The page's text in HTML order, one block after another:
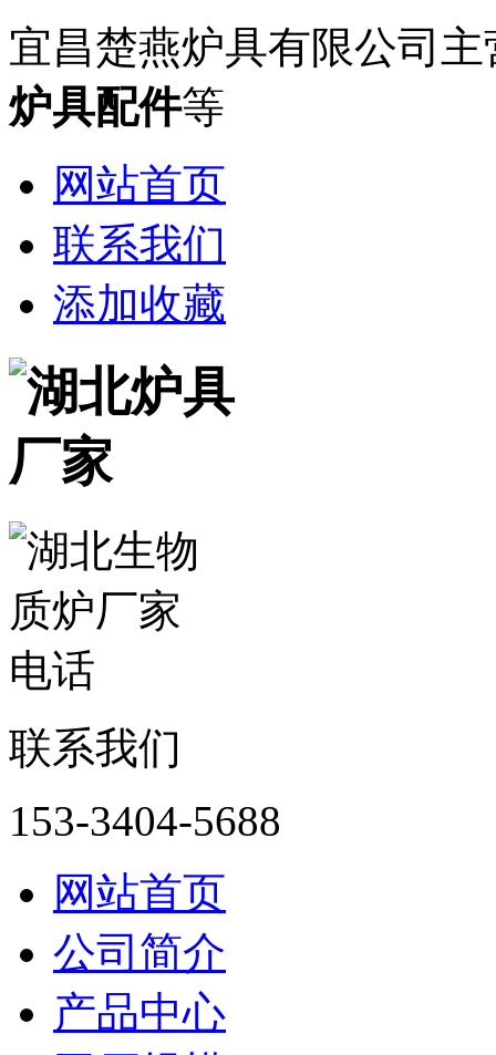
宜昌楚燕炉具有限公司
炉具配件等
网站首页
联系我们
添加收藏
联系我们
153-3404-5688
网站首页
公司简介
产品中心